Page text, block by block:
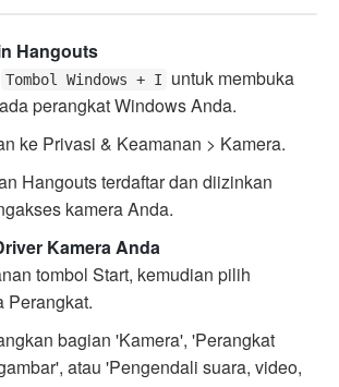
Hangouts
Tombol Windows + I
untuk membuka
perangkat Windows Anda.
ke Privasi & Keamanan > Kamera.
Hangouts terdaftar dan diizinkan
kamera Anda.
Kamera Anda
tombol Start, kemudian pilih
Perangkat.
bagian 'Kamera', 'Perangkat
atau 'Pengendali suara, video,